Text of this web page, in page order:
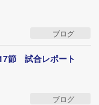
ブログ
節 試合レポート
ブログ